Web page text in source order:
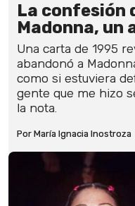
La confesión
Madonna, un
Una carta de 1995
abandonó a
como si estuviera
gente que me hizo
la nota.
Por María Ignacia Inostroza